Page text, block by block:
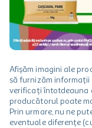
Afișăm imagini ale
să furnizăm informații
verificați întotdeauna
producătorul poate
Prin urmare, nu ne
eventuale diferențe